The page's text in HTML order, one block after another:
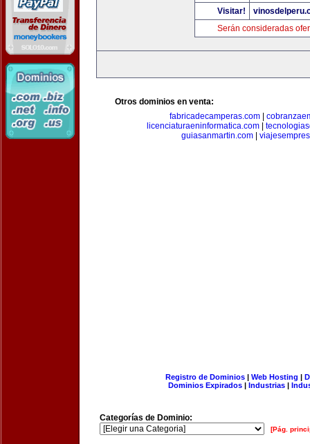
Visitar!
Serán consideradas
Otros dominios en venta:
fabricadecamperas.com
licenciaturaeninformatica.com|
guiasanmartin.com|
Registro de Dominios| Web Hosting |
Dominios Expirados | Industrias |
Categorías de Dominio:
[Pág.